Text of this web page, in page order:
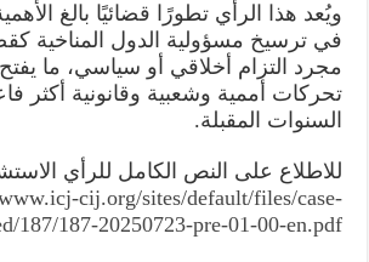
ويُعد هذا الرأي تطورًا قضائيًا بالغ
في ترسيخ مسؤولية الدول المناخية
مجرد التزام أخلاقي أو سياسي، ما يفتح
تحركات أممية وشعبية وقانونية أكثر
السنوات المقبلة.
للاطلاع على النص الكامل للرأي
cij.org/sites/default/files/case-
187/187-20250723-pre-01-00-en.pdf